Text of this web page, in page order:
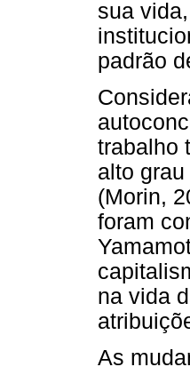
sua
padrão
trabalho
alto
(Morin,
foram
na vida
As